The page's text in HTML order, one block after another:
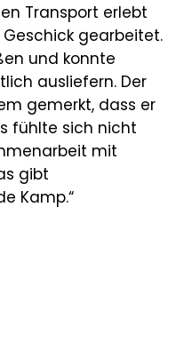
Transport erlebt
Geschick gearbeitet.
und konnte
ausliefern. Der
gemerkt, dass er
fühlte sich nicht
mit
gibt
Kamp.“